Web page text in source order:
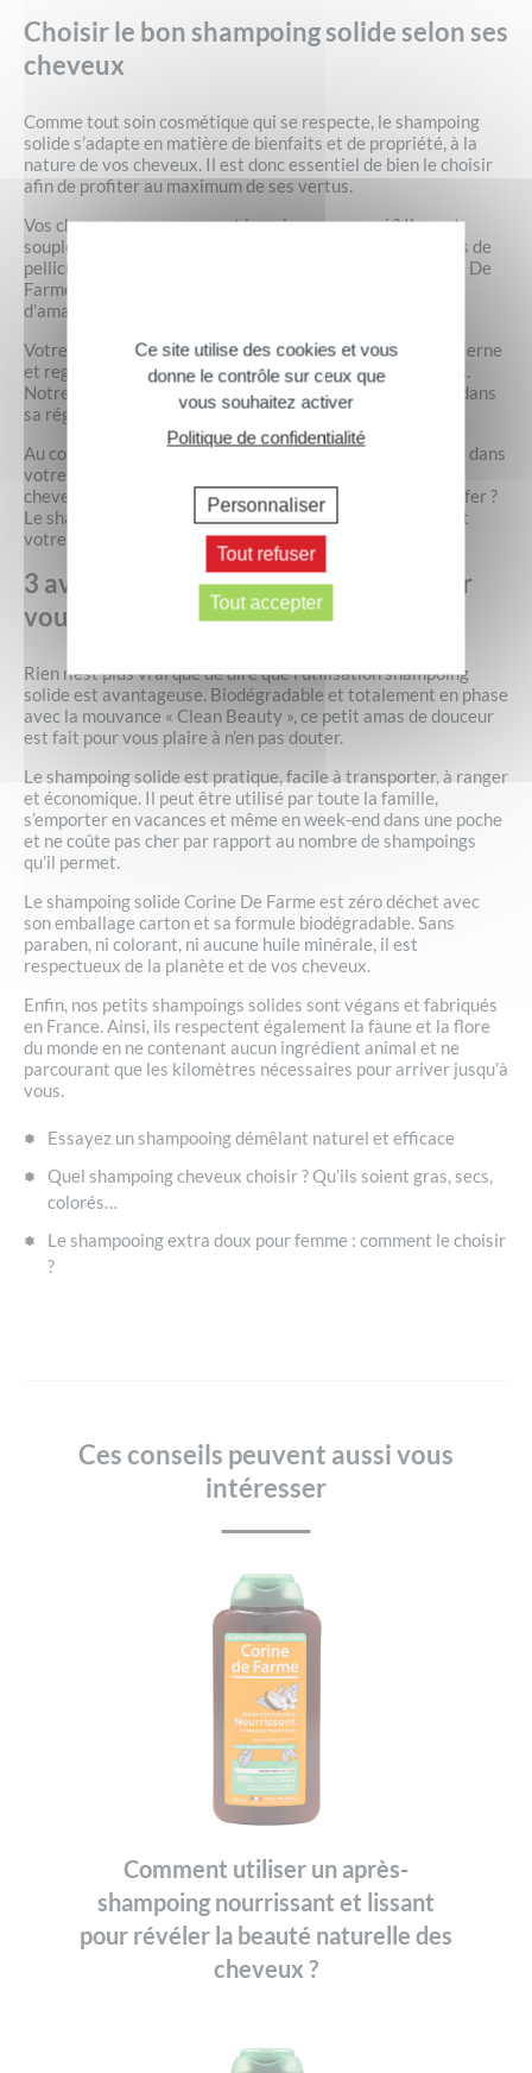
Choisir le bon shampoing solide selon ses
cheveux
Comme tout soin cosmétique qui se respecte, le shampoing
solide s’adapte en matière de bienfaits et de propriété, à la
nature de vos cheveux. Il est donc essentiel de bien le choisir
afin de profiter au maximum de ses vertus.
Vos cheveux ne vous posent jamais aucun souci ? Ils sont
souples, brillants, soyeux au toucher et ne présentent pas de
pellicules ? Le shampoing solide cheveux normaux Corine De
Farme est fait pour vous. De plus, il est enrichi à l’huile
d’amande douce.
Votre fibre capillaire a tendance à être fatiguée, elle est terne
et regraisse trop vite spécialement au niveau des racines.
Notre shampoing solide cheveux gras vous accompagne dans
sa régulation grâce à son apport en argile verte.
Au contraire, vous avez des difficultés à passer les doigts dans
votre chevelure, à la démêler facilement le matin ? Vos
cheveux sont cassants et revêches, vous peinez à les coiffer ?
Le shampoing solide Corine De Farme à l’huile de coco est
votre meilleur allié.
3 avantages du shampoing solide pour
vous
Rien n’est plus vrai que de dire que l’utilisation shampoing
solide est avantageuse. Biodégradable et totalement en phase
avec la mouvance « Clean Beauty », ce petit amas de douceur
est fait pour vous plaire à n’en pas douter.
Le shampoing solide est pratique, facile à transporter, à ranger
et économique. Il peut être utilisé par toute la famille,
s’emporter en vacances et même en week-end dans une poche
et ne coûte pas cher par rapport au nombre de shampoings
qu’il permet.
Le shampoing solide Corine De Farme est zéro déchet avec
son emballage carton et sa formule biodégradable. Sans
paraben, ni colorant, ni aucune huile minérale, il est
respectueux de la planète et de vos cheveux.
Enfin, nos petits shampoings solides sont végans et fabriqués
en France. Ainsi, ils respectent également la faune et la flore
du monde en ne contenant aucun ingrédient animal et ne
parcourant que les kilomètres nécessaires pour arriver jusqu’à
vous.
Essayez un shampooing démêlant naturel et efficace
Quel shampoing cheveux choisir ? Qu’ils soient gras, secs,
colorés…
Le shampooing extra doux pour femme : comment le choisir
?
Ces conseils peuvent aussi vous
intéresser
Comment utiliser un après-
shampoing nourrissant et lissant
pour révéler la beauté naturelle des
cheveux ?
Ce site utilise des cookies et vous
donne le contrôle sur ceux que
vous souhaitez activer
Politique de confidentialité
Personnaliser
Tout refuser
Tout accepter